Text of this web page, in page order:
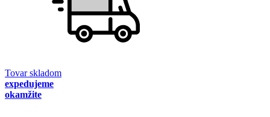
Tovar skladom
expedujeme
okamžite